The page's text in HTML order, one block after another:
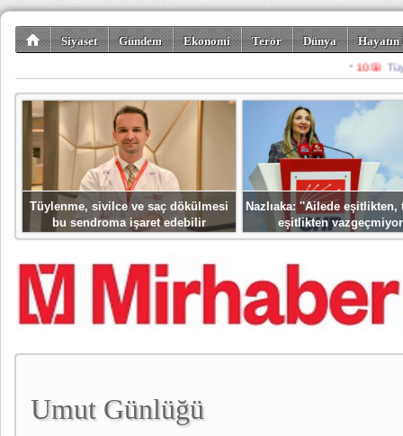
Siyaset Gündem Ekonomi Terör Dünya
Misafir
Tüylenme, sivilce ve saç dökülmesi
bu sendroma işaret edebilir
Nazlıaka: ''Ailede eşitlikten,
eşitlikten
Umut Günlüğü